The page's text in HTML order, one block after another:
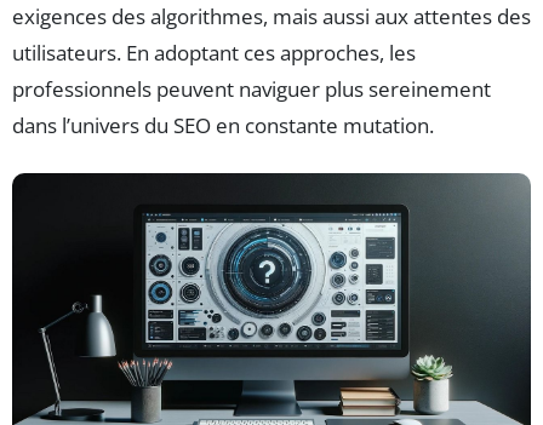
exigences des algorithmes, mais aussi aux attentes des
utilisateurs. En adoptant ces approches, les
professionnels peuvent naviguer plus sereinement
dans l’univers du SEO en constante mutation.